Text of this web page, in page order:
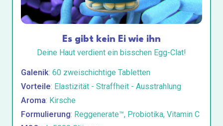
Es gibt kein Ei wie ihn
Deine Haut verdient ein bisschen Egg-Clat!
Galenik: 60 zweischichtige Tabletten
Vorteile: Elastizität - Straffheit - Ausstrahlung
Aroma: Kirsche
Formulierung: Reggenerate™, Probiotika, Vitamin C